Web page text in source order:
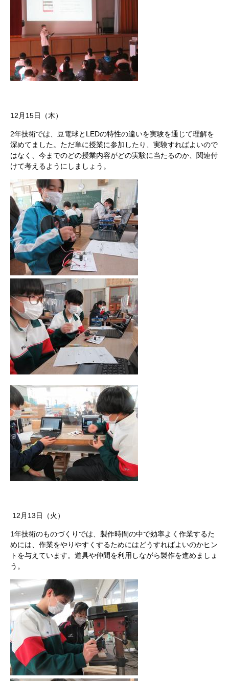
12月15日（木）
2年技術では、豆電球とLEDの特性の違いを実験を通じて理解を
深めてました。ただ単に授業に参加したり、実験すればよいので
はなく、今までのどの授業内容がどの実験に当たるのか、関連付
けて考えるようにしましょう。
12月13日（火）
1年技術のものづくりでは、製作時間の中で効率よく作業するた
めには、作業をやりやすくするためにはどうすればよいのかヒン
トを与えています。道具や仲間を利用しながら製作を進めましょ
う。